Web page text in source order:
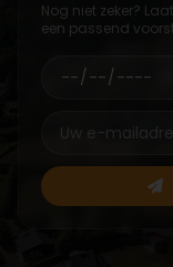
Nog niet zeker?
een passend